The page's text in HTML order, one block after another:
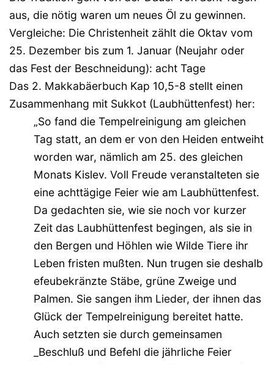
aus, die nötig waren um neues Öl zu gewinnen.
Vergleiche: Die Christenheit zählt die Oktav vom
25. Dezember bis zum 1. Januar (Neujahr oder
das Fest der Beschneidung): acht Tage
Das 2. Makkabäerbuch Kap 10,5-8 stellt einen
Zusammenhang mit Sukkot (Laubhüttenfest) her:
„So fand die Tempelreinigung am gleichen
Tag statt, an dem er von den Heiden entweiht
worden war, nämlich am 25. des gleichen
Monats Kislev. Voll Freude veranstalteten sie
eine achttägige Feier wie am Laubhüttenfest.
Da gedachten sie, wie sie noch vor kurzer
Zeit das Laubhüttenfest begingen, als sie in
den Bergen und Höhlen wie Wilde Tiere ihr
Leben fristen mußten. Nun trugen sie deshalb
efeubekränzte Stäbe, grüne Zweige und
Palmen. Sie sangen ihm Lieder, der ihnen das
Glück der Tempelreinigung bereitet hatte.
Auch setzten sie durch gemeinsamen
_Beschluß und Befehl die jährliche Feier